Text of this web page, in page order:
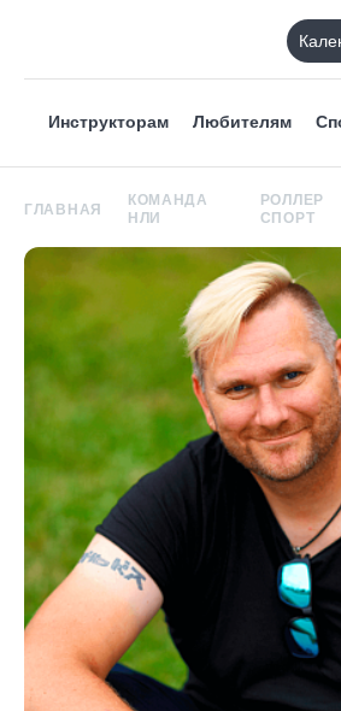
Инструкторам Любителям
ГЛАВНАЯ
КОМАНДА
НЛИ
РОЛЛЕР
СПОРТ